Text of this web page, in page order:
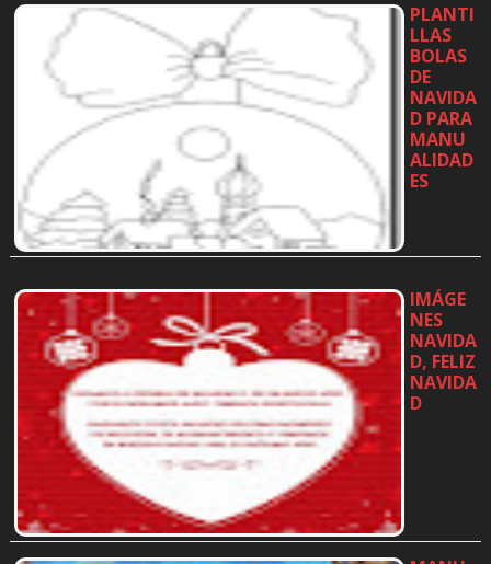
PLANTI
LLAS
BOLAS
DE
NAVIDA
D PARA
MANU
ALIDAD
ES
IMÁGE
NES
NAVIDA
D, FELIZ
NAVIDA
D